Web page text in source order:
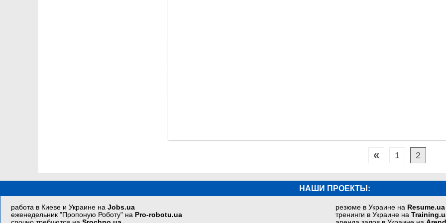
« 1 2
НАШИ ПРОЕКТЫ:
работа в Киеве и Украине наJobs.ua
еженедельник "Пропоную Роботу" на Pro-robotu.ua
резюме в Украине на Resume.ua
тренинги в Украине на